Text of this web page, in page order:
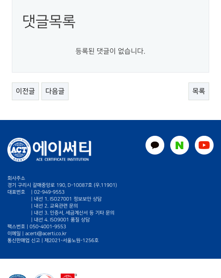
댓글목록
등록된 댓글이 없습니다.
이전글 다음글 목록
회사주소
경기 구리시 갈매중앙로 190, D-10087호 (우.11901)
대표번호
02-949-9553
| 내선 1. ISO27001 정보보안 상담
| 내선 2. 교육관련 문의
| 내선 3. 인증서, 세금계산서 등 기타 문의
| 내선 4. ISO9001 품질 상담
팩스번호 | 050-4001-9553
이메일 | acerti@acerti.co.kr
통신판매업 신고 | 제2021-서울노원-1256호